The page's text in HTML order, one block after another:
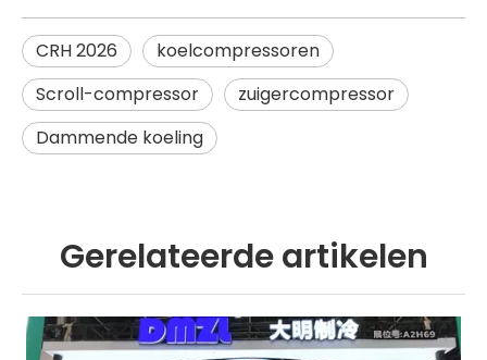
CRH 2026
koelcompressoren
Scroll-compressor
zuigercompressor
Dammende koeling
Gerelateerde artikelen